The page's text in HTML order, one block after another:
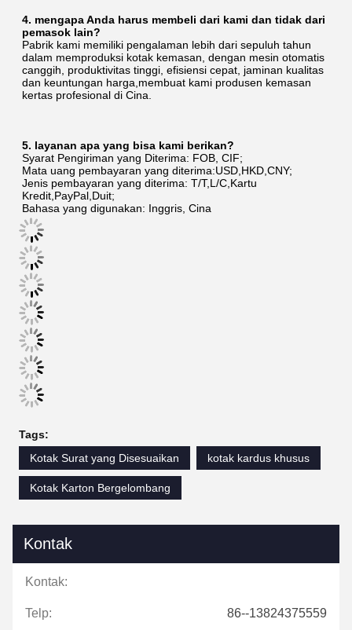
4. mengapa Anda harus membeli dari kami dan tidak dari
pemasok lain?
Pabrik kami memiliki pengalaman lebih dari sepuluh tahun
dalam memproduksi kotak kemasan, dengan mesin otomatis
canggih, produktivitas tinggi, efisiensi cepat, jaminan kualitas
dan keuntungan harga,membuat kami produsen kemasan
kertas profesional di Cina.
5. layanan apa yang bisa kami berikan?
Syarat Pengiriman yang Diterima: FOB, CIF;
Mata uang pembayaran yang diterima:USD,HKD,CNY;
Jenis pembayaran yang diterima: T/T,L/C,Kartu
Kredit,PayPal,Duit;
Bahasa yang digunakan: Inggris, Cina
Tags:
Kotak Surat yang Disesuaikan
kotak kardus khusus
Kotak Karton Bergelombang
Kontak
Kontak:
Telp: 86--13824375559